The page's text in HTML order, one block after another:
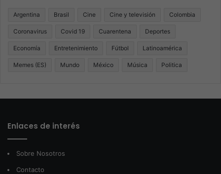
Argentina Brasil Cine Cine y televisión Colombia
Coronavirus Covid 19 Cuarentena Deportes
Economía Entretenimiento Fútbol Latinoamérica
Memes (ES) Mundo México Música Politica
Enlaces de interés
Sobre Nosotros
Contacto